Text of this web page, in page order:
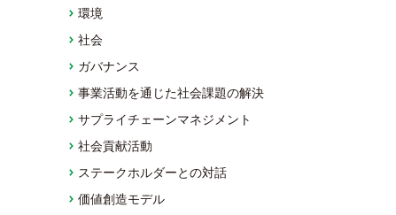
環境
社会
ガバナンス
事業活動を通じた社会課題の解決
サプライチェーンマネジメント
社会貢献活動
ステークホルダーとの対話
価値創造モデル